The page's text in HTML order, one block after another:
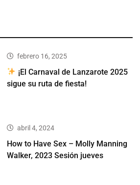
febrero 16, 2025
¡El Carnaval de Lanzarote 2025
sigue su ruta de fiesta!
abril 4, 2024
How to Have Sex – Molly Manning
Walker, 2023 Sesión jueves